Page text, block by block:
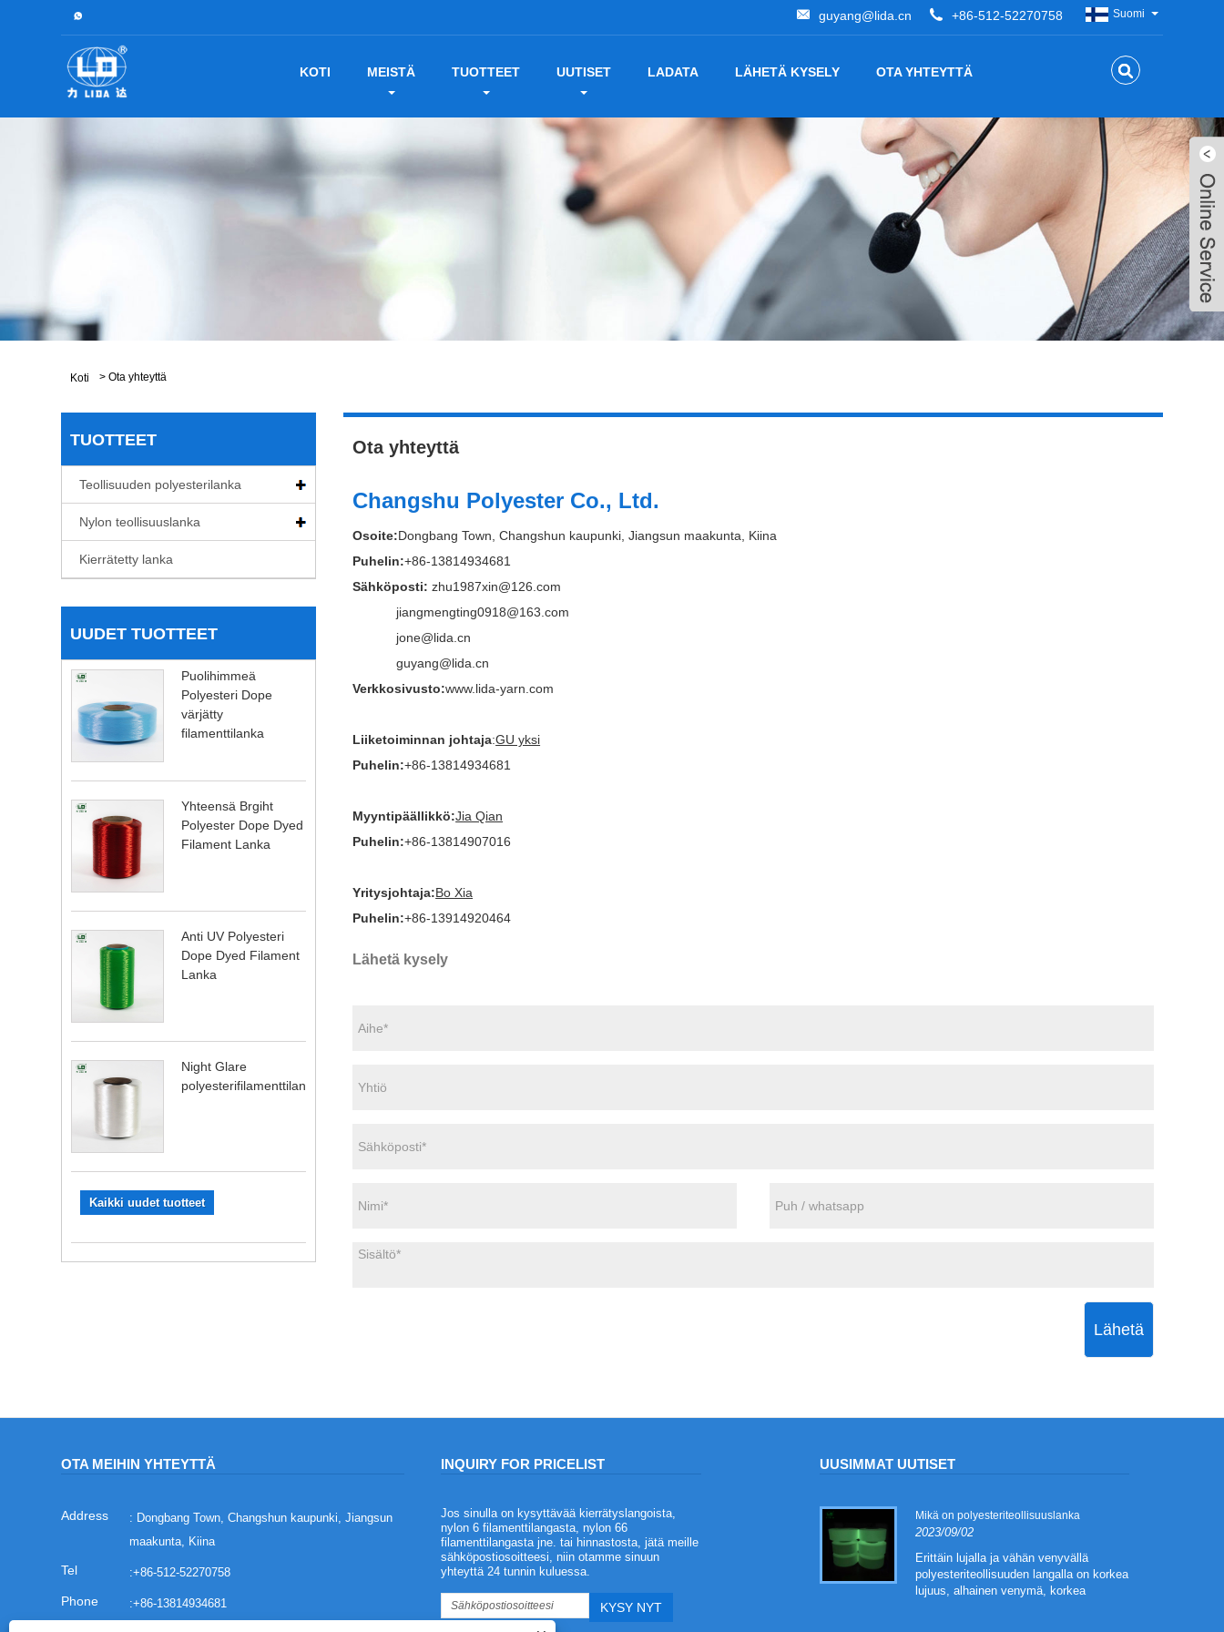
+86-512-52270758
guyang@lida.cn Suomi
KOTI MEISTÄ TUOTTEET UUTISET LADATA LÄHETÄ KYSELY OTA YHTEYTTÄ
Koti > Ota yhteyttä
TUOTTEET
Teollisuuden polyesterilanka
Nylon teollisuuslanka
Kierrätetty lanka
UUDET TUOTTEET
Puolihimmeä
Polyesteri Dope
värjätty
filamenttilanka
Yhteensä Brgiht
Polyester Dope Dyed
Filament Lanka
Anti UV Polyesteri
Dope Dyed Filament
Lanka
Night Glare
polyesterifilamenttilanka
Kaikki uudet tuotteet
Ota yhteyttä
Changshu Polyester Co., Ltd.
Osoite:Dongbang Town, Changshun kaupunki, Jiangsun maakunta, Kiina
Puhelin:+86-13814934681
Sähköposti: zhu1987xin@126.com
jiangmengting0918@163.com
jone@lida.cn
guyang@lida.cn
Verkkosivusto:www.lida-yarn.com
Liiketoiminnan johtaja:GU yksi
Puhelin:+86-13814934681
Myyntipäällikkö:Jia Qian
Puhelin:+86-13814907016
Yritysjohtaja:Bo Xia
Puhelin:+86-13914920464
Lähetä kysely
Lähetä
OTA MEIHIN YHTEYTTÄ
: Dongbang Town, Changshun kaupunki, Jiangsun
maakunta, Kiina
:+86-512-52270758
:+86-13814934681
INQUIRY FOR PRICELIST
Jos sinulla on kysyttävää kierrätyslangoista,
nylon 6 filamenttilangasta, nylon 66
filamenttilangasta jne. tai hinnastosta, jätä meille
sähköpostiosoitteesi, niin otamme sinuun
yhteyttä 24 tunnin kuluessa.
UUSIMMAT UUTISET
Paloa hidastavan polyesterilangan edut
2023/08/03
Palamista hidastava polyesterilanka on
paloa hidastavia ominaisuuksia.
Polyesteri on eräänlainen
polyesterikuitu, jolla on monia etuja,
Mikä on polyesteriteollisuuslanka
2023/09/02
Erittäin lujalla ja vähän venyvällä
polyesteriteollisuuden langalla on korkea
lujuus, alhainen venymä, korkea